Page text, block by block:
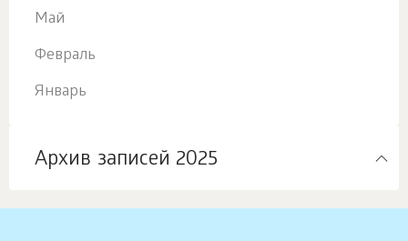
Май
Февраль
Январь
Архив записей 2025